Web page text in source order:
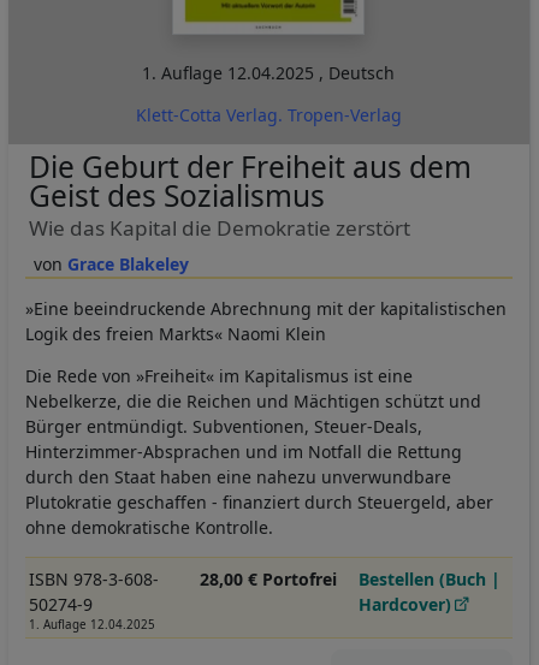
1. Auflage 12.04.2025 , Deutsch
Klett-Cotta Verlag. Tropen-Verlag
Grace Blakeley
Die Geburt der Freiheit aus dem
Geist des Sozialismus
Wie das Kapital die Demokratie zerstört
»Eine beeindruckende Abrechnung mit der kapitalistischen
Logik des freien Markts« Naomi Klein
Die Rede von »Freiheit« im Kapitalismus ist eine
Nebelkerze, die die Reichen und Mächtigen schützt und
Bürger entmündigt. Subventionen, Steuer-Deals,
Hinterzimmer-Absprachen und im Notfall die Rettung
durch den Staat haben eine nahezu unverwundbare
Plutokratie geschaffen - finanziert durch Steuergeld, aber
ohne demokratische Kontrolle.
ISBN 978-3-608-
50274-9
1. Auflage 12.04.2025
28,00 € Portofrei
Bestellen (Buch |
Hardcover)